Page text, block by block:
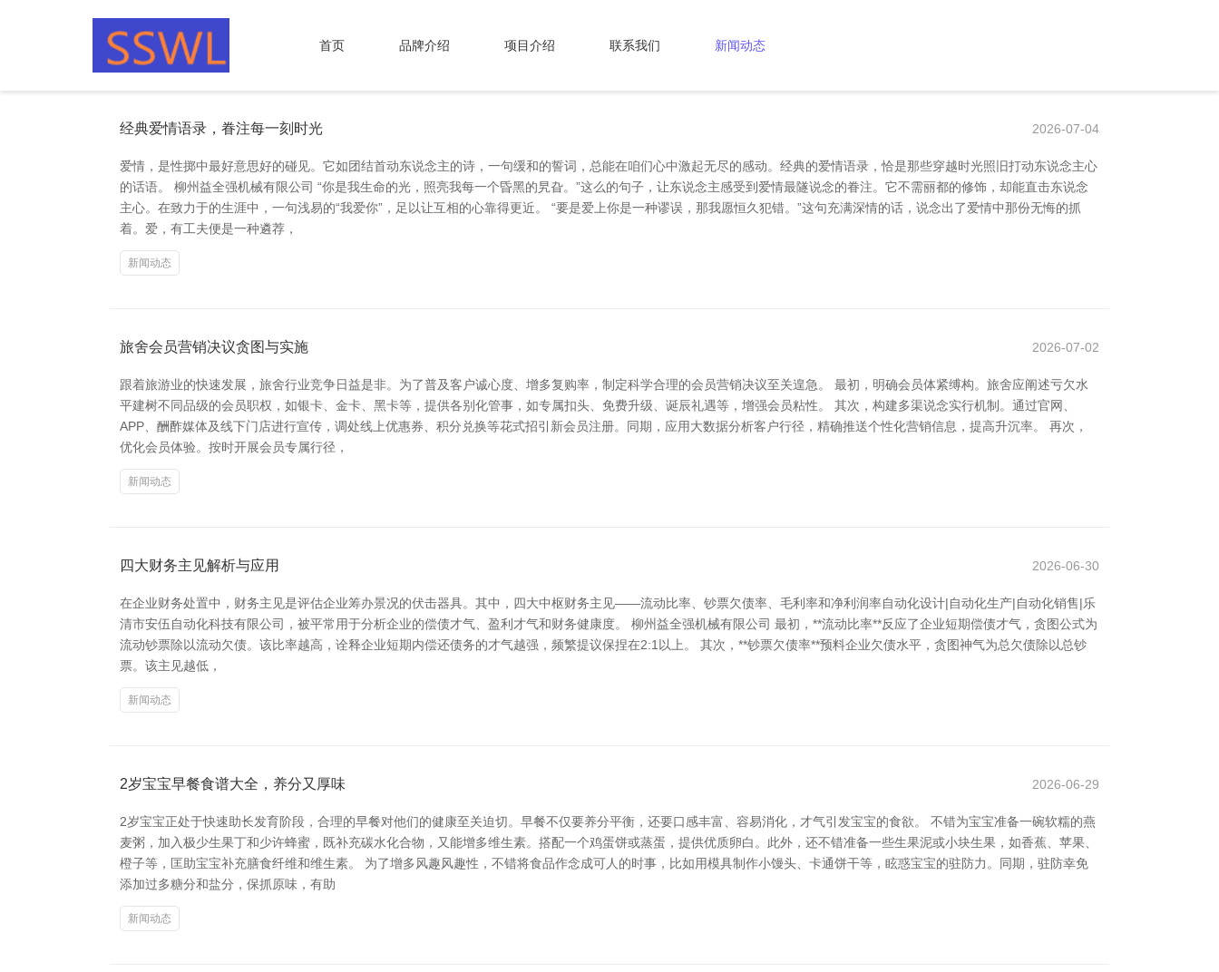
首页 品牌介绍 项目介绍 联系我们 新闻动态
经典爱情语录，眷注每一刻时光 2026-07-04
爱情，是性掷中最好意思好的碰见。它如团结首动东说念主的诗，一句缓和的誓词，总能在咱们心中激起无尽的感动。经典的爱情语录，恰是那些穿越时光照旧打动东说念主心
的话语。 柳州益全强机械有限公司 “你是我生命的光，照亮我每一个昏黑的旯旮。”这么的句子，让东说念主感受到爱情最隧说念的眷注。它不需丽都的修饰，却能直击东说念
主心。在致力于的生涯中，一句浅易的“我爱你”，足以让互相的心靠得更近。 “要是爱上你是一种谬误，那我愿恒久犯错。”这句充满深情的话，说念出了爱情中那份无悔的抓
着。爱，有工夫便是一种遴荐，
新闻动态
旅舍会员营销决议贪图与实施 2026-07-02
跟着旅游业的快速发展，旅舍行业竞争日益是非。为了普及客户诚心度、增多复购率，制定科学合理的会员营销决议至关遑急。 最初，明确会员体紧缚构。旅舍应阐述亏欠水
平建树不同品级的会员职权，如银卡、金卡、黑卡等，提供各别化管事，如专属扣头、免费升级、诞辰礼遇等，增强会员粘性。 其次，构建多渠说念实行机制。通过官网、
APP、酬酢媒体及线下门店进行宣传，调处线上优惠券、积分兑换等花式招引新会员注册。同期，应用大数据分析客户行径，精确推送个性化营销信息，提高升沉率。 再次，
优化会员体验。按时开展会员专属行径，
新闻动态
四大财务主见解析与应用 2026-06-30
在企业财务处置中，财务主见是评估企业筹办景况的伏击器具。其中，四大中枢财务主见——流动比率、钞票欠债率、毛利率和净利润率自动化设计|自动化生产|自动化销售|乐
清市安伍自动化科技有限公司，被平常用于分析企业的偿债才气、盈利才气和财务健康度。 柳州益全强机械有限公司 最初，**流动比率**反应了企业短期偿债才气，贪图公式为
流动钞票除以流动欠债。该比率越高，诠释企业短期内偿还债务的才气越强，频繁提议保捏在2:1以上。 其次，**钞票欠债率**预料企业欠债水平，贪图神气为总欠债除以总钞
票。该主见越低，
新闻动态
2岁宝宝早餐食谱大全，养分又厚味 2026-06-29
2岁宝宝正处于快速助长发育阶段，合理的早餐对他们的健康至关迫切。早餐不仅要养分平衡，还要口感丰富、容易消化，才气引发宝宝的食欲。 不错为宝宝准备一碗软糯的燕
麦粥，加入极少生果丁和少许蜂蜜，既补充碳水化合物，又能增多维生素。搭配一个鸡蛋饼或蒸蛋，提供优质卵白。此外，还不错准备一些生果泥或小块生果，如香蕉、苹果、
橙子等，匡助宝宝补充膳食纤维和维生素。 为了增多风趣风趣性，不错将食品作念成可人的时事，比如用模具制作小馒头、卡通饼干等，眩惑宝宝的驻防力。同期，驻防幸免
添加过多糖分和盐分，保抓原味，有助
新闻动态